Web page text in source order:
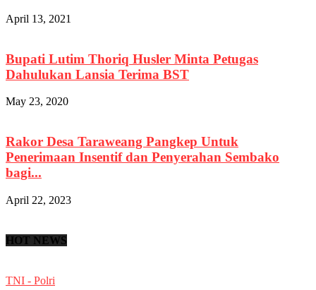
April 13, 2021
Bupati Lutim Thoriq Husler Minta Petugas
Dahulukan Lansia Terima BST
May 23, 2020
Rakor Desa Taraweang Pangkep Untuk
Penerimaan Insentif dan Penyerahan Sembako
bagi...
April 22, 2023
HOT NEWS
TNI - Polri